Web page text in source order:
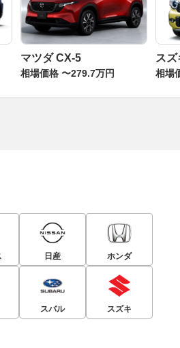
マツダ CX-5
相場価格 〜279.7万円
ス
相場
日産 ホンダ
スバル スズキ